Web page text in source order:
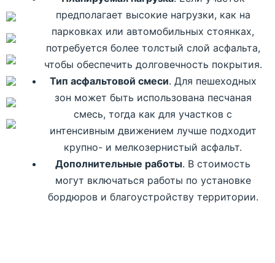
предполагает высокие нагрузки, как на
парковках или автомобильных стоянках,
потребуется более толстый слой асфальта,
чтобы обеспечить долговечность покрытия.
Тип асфальтовой смеси. Для пешеходных
зон может быть использована песчаная
смесь, тогда как для участков с
интенсивным движением лучше подходит
крупно- и мелкозернистый асфальт.
Дополнительные работы. В стоимость
могут включаться работы по установке
бордюров и благоустройству территории.